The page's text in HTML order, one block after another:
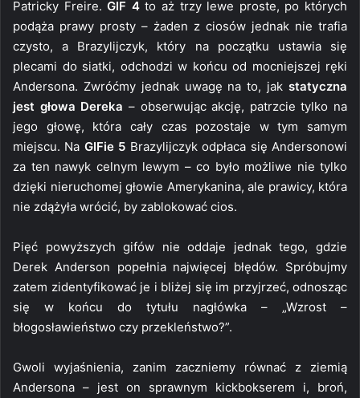
Patricky Freire.GIF 4to aż trzy lewe proste, po których
podąża prawy prosty – żaden z ciosów jednak nie trafia
czysto, a Brazylijczyk, który na początku ustawia się
plecami do siatki, odchodzi w końcu od mocniejszej ręki
Andersona. Zwróćmy jednak uwagę na to, jak statyczna
jest głowa Dereka – obserwując akcję, patrzcie tylko na
jego głowę, która cały czas pozostaje w tym samym
miejscu. Na GIFie 5 Brazylijczyk odpłaca się Andersonowi
za ten nawyk celnym lewym – co było możliwe nie tylko
dzięki nieruchomej głowie Amerykanina, ale prawicy, która
nie zdążyła wrócić, by zablokować cios.
Pięć powyższych gifów nie oddaje jednak tego, gdzie
Derek Anderson popełnia najwięcej błędów. Spróbujmy
zatem zidentyfikować je i bliżej się im przyjrzeć, odnosząc
się w końcu do tytułu nagłówka – „Wzrost –
błogosławieństwo czy przekleństwo?”.
Gwoli wyjaśnienia, zanim zaczniemy równać z ziemią
Andersona – jest on sprawnym kickbokserem i, broń,